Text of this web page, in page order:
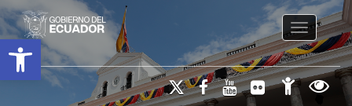
Open toolbar
Toggle